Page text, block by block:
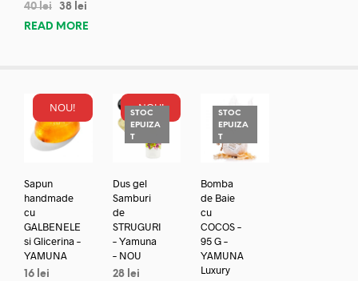
40lei 38 lei
READ MORE
NOU!
Sapun
handmade
cu
GALBENELE
si Glicerina –
YAMUNA
16 lei
NOU!
STOC
EPUIZA
T
Dus gel
Samburi
de
STRUGURI
– Yamuna
– NOU
28 lei
STOC
EPUIZA
T
Bomba
de Baie
cu
COCOS –
95 G –
YAMUNA
Luxury